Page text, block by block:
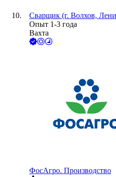
Сварщик (г. Волхов,
Опыт 1-3 года
Вахта
ФосАгро. Производство